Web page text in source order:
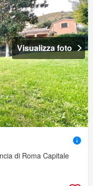
Visualizza foto
di Roma Capitale